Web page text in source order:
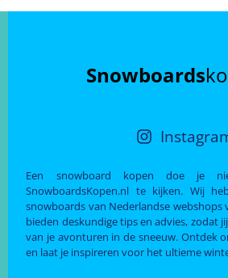
Snowboards
Een snowboard kopen doe je
SnowboardsKopen.nl te kijken. Wij
snowboards van Nederlandse webshops
bieden deskundige tips en advies, zodat
van je avonturen in de sneeuw. Ontdek
en laat je inspireren voor het ultieme